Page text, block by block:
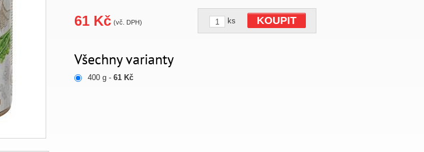
61 Kč (vč. DPH) ks KOUPIT
Všechny varianty
400 g -61 Kč